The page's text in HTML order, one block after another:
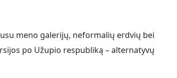
meno galerijų, neformalių erdvių bei
po Užupio respubliką – alternatyvų